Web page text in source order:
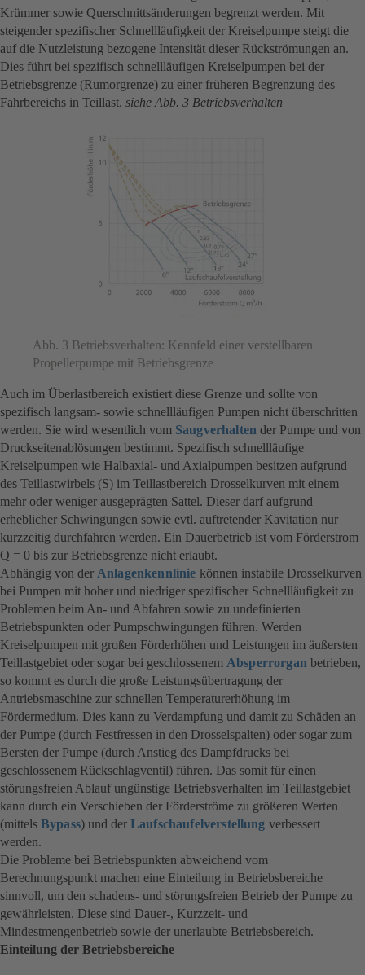
Krümmer sowie Querschnittsänderungen begrenzt werden. Mit
steigender spezifischer Schnellläufigkeit der Kreiselpumpe steigt die
auf die Nutzleistung bezogene Intensität dieser Rückströmungen an.
Dies führt bei spezifisch schnellläufigen Kreiselpumpen bei der
Betriebsgrenze (Rumorgrenze) zu einer früheren Begrenzung des
Fahrbereichs in Teillast. siehe Abb. 3 Betriebsverhalten
Abb. 3 Betriebsverhalten: Kennfeld einer verstellbaren
Propellerpumpe mit Betriebsgrenze
Auch im Überlastbereich existiert diese Grenze und sollte von
spezifisch langsam- sowie schnellläufigen Pumpen nicht überschritten
werden. Sie wird wesentlich vom Saugverhalten der Pumpe und von
Druckseitenablösungen bestimmt. Spezifisch schnellläufige
Kreiselpumpen wie Halbaxial- und Axialpumpen besitzen aufgrund
des Teillastwirbels (S) im Teillastbereich Drosselkurven mit einem
mehr oder weniger ausgeprägten Sattel. Dieser darf aufgrund
erheblicher Schwingungen sowie evtl. auftretender Kavitation nur
kurzzeitig durchfahren werden. Ein Dauerbetrieb ist vom Förderstrom
Q = 0 bis zur Betriebsgrenze nicht erlaubt.
Abhängig von der Anlagenkennlinie können instabile Drosselkurven
bei Pumpen mit hoher und niedriger spezifischer Schnellläufigkeit zu
Problemen beim An- und Abfahren sowie zu undefinierten
Betriebspunkten oder Pumpschwingungen führen. Werden
Kreiselpumpen mit großen Förderhöhen und Leistungen im äußersten
Teillastgebiet oder sogar bei geschlossenem Absperrorgan betrieben,
so kommt es durch die große Leistungsübertragung der
Antriebsmaschine zur schnellen Temperaturerhöhung im
Fördermedium. Dies kann zu Verdampfung und damit zu Schäden an
der Pumpe (durch Festfressen in den Drosselspalten) oder sogar zum
Bersten der Pumpe (durch Anstieg des Dampfdrucks bei
geschlossenem Rückschlagventil) führen. Das somit für einen
störungsfreien Ablauf ungünstige Betriebsverhalten im Teillastgebiet
kann durch ein Verschieben der Förderströme zu größeren Werten
(mittels Bypass) und der Laufschaufelverstellung verbessert
werden.
Die Probleme bei Betriebspunkten abweichend vom
Berechnungspunkt machen eine Einteilung in Betriebsbereiche
sinnvoll, um den schadens- und störungsfreien Betrieb der Pumpe zu
gewährleisten. Diese sind Dauer-, Kurzzeit- und
Mindestmengenbetrieb sowie der unerlaubte Betriebsbereich.
Einteilung der Betriebsbereiche